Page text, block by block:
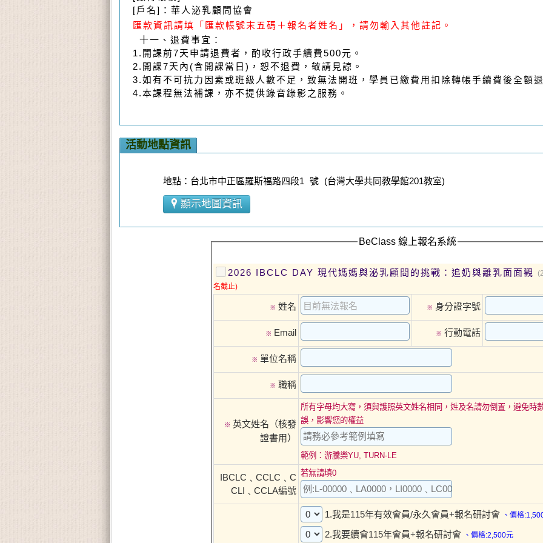
[戶名]：華人泌乳顧問協會
匯款資訊請填「匯款帳號末五碼＋報名者姓名」，請勿輸入其他註記。
十一、退費事宜：
1.開課前7天申請退費者，酌收行政手續費500元。
2.開課7天內(含開課當日)，恕不退費，敬請見諒。
3.如有不可抗力因素或班級人數不足，致無法開班，學員已繳費用扣除轉帳手續費後全額
4.本課程無法補課，亦不提供錄音錄影之服務。
活動地點資訊
地點：台北市中正區羅斯福路四段1 號 (台灣大學共同教學館201教室)
顯示地圖資訊
BeClass 線上報名系統
2026 IBCLC DAY 現代媽媽與泌乳顧問的挑戰：追奶與離乳面面觀
名截止)
※ 姓名 ※ 身分證字號
※ Email ※ 行動電話
※ 單位名稱
※ 職稱
※ 英文姓名（核發
證書用）
所有字母均大寫，須與護照英文姓名相同，姓及名請勿倒置，避免時
誤，影響您的權益
範例：游騰樂YU, TURN-LE
IBCLC﹑CCLC﹑C
CLI﹑CCLA編號
若無請填0
1.我是115年有效會員/永久會員+報名研討會 、價格
2.我要續會115年會員+報名研討會 、價格:2,500元